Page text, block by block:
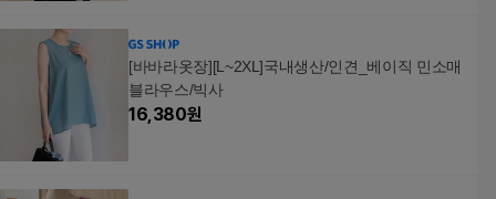
[바바라옷장][L~2XL]국내생산/인견_베이직 민소매
블라우스/빅사
16,380원